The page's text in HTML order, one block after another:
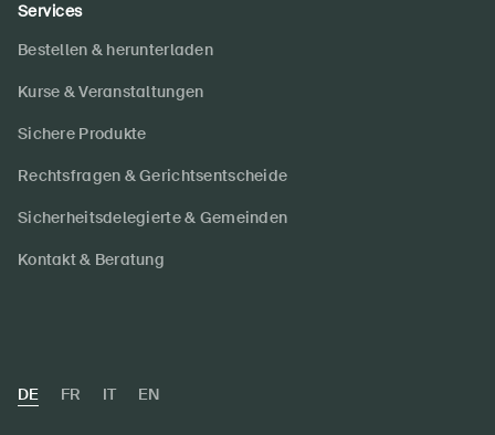
Services
Bestellen & herunterladen
Kurse & Veranstaltungen
Sichere Produkte
Rechtsfragen & Gerichtsentscheide
Sicherheitsdelegierte & Gemeinden
Kontakt & Beratung
DE FR IT EN